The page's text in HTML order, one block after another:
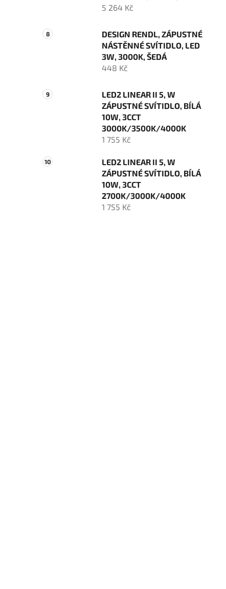
5 264 Kč
DESIGN RENDL, ZÁPUSTNÉ
NÁSTĚNNÉ SVÍTIDLO, LED
3W, 3000K, ŠEDÁ
448 Kč
LED2 LINEAR II 5, W
ZÁPUSTNÉ SVÍTIDLO, BÍLÁ
10W, 3CCT
3000K/3500K/4000K
1 755 Kč
LED2 LINEAR II 5, W
ZÁPUSTNÉ SVÍTIDLO, BÍLÁ
10W, 3CCT
2700K/3000K/4000K
1 755 Kč